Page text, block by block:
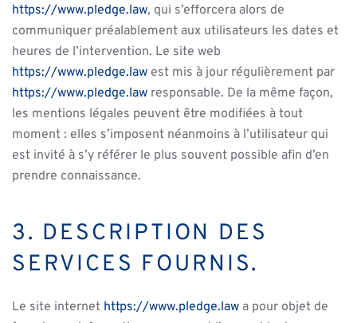
https://www.pledge.law, qui s’efforcera alors de
communiquer préalablement aux utilisateurs les dates et
heures de l’intervention. Le site web
https://www.pledge.law est mis à jour régulièrement par
https://www.pledge.law responsable. De la même façon,
les mentions légales peuvent être modifiées à tout
moment : elles s’imposent néanmoins à l’utilisateur qui
est invité à s’y référer le plus souvent possible afin d’en
prendre connaissance.
3. DESCRIPTION DES
SERVICES FOURNIS.
Le site internet https://www.pledge.law a pour objet de